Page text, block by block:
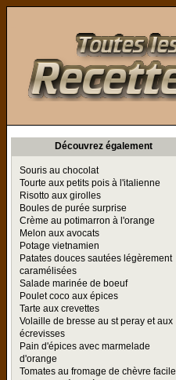
Découvrez également
Souris au chocolat
Tourte aux petits pois à l'italienne
Risotto aux girolles
Boules de purée surprise
Crème au potimarron à l'orange
Melon aux avocats
Potage vietnamien
Patates douces sautées légèrement
caramélisées
Salade marinée de boeuf
Poulet coco aux épices
Tarte aux crevettes
Volaille de bresse au st peray et aux
écrevisses
Pain d'épices avec marmelade
d'orange
Tomates au fromage de chèvre facile